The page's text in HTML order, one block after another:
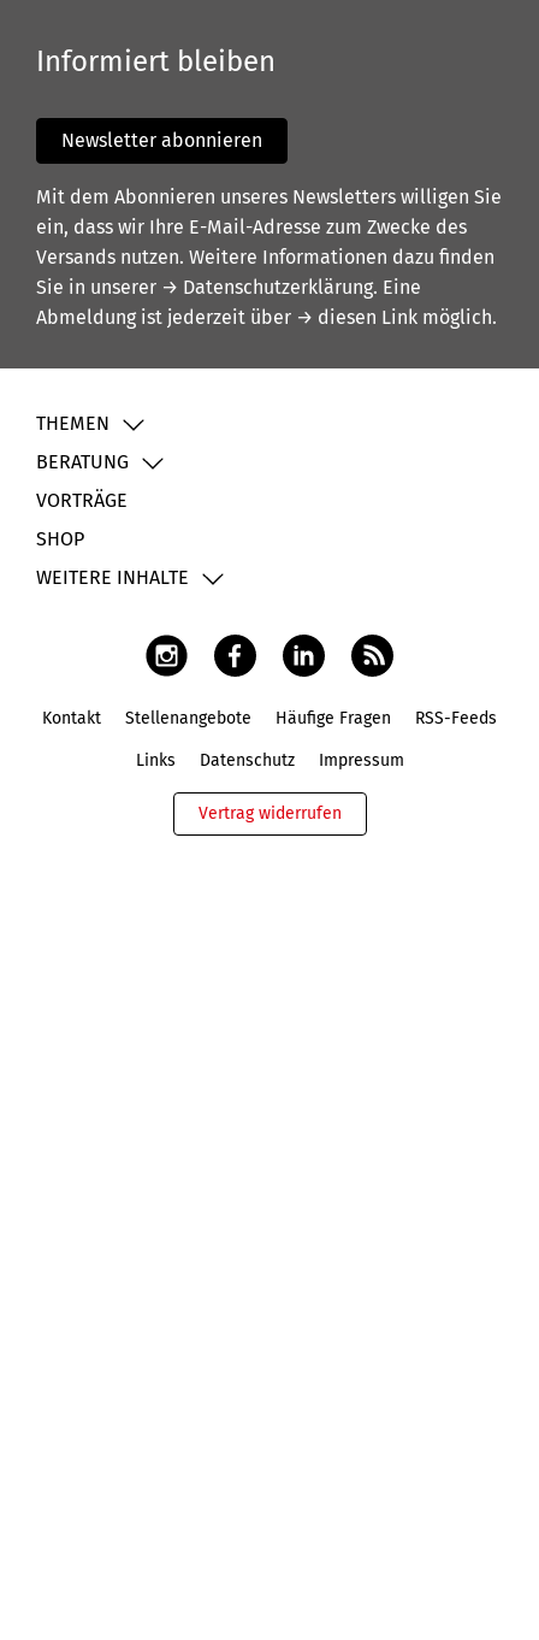
Informiert bleiben
Newsletter abonnieren
Mit dem Abonnieren unseres Newsletters willigen Sie
ein, dass wir Ihre E-Mail-Adresse zum Zwecke des
Versands nutzen. Weitere Informationen dazu finden
Sie in unserer → Datenschutzerklärung. Eine
Abmeldung ist jederzeit über → diesen Link möglich.
THEMEN
BERATUNG
VORTRÄGE
SHOP
WEITERE INHALTE
Kontakt Stellenangebote Häufige Fragen RSS-Feeds
Links Datenschutz Impressum
Vertrag widerrufen